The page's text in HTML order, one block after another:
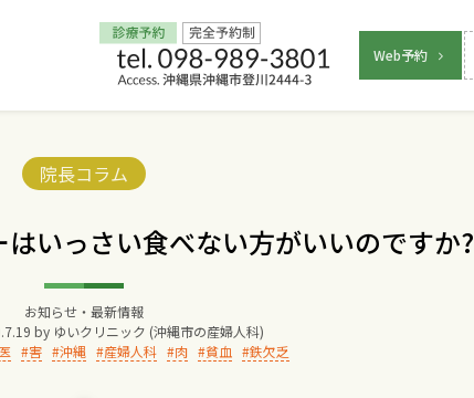
Web予約
Categories:
院長コラム
いっさい食べない方がいいのですか?
お知らせ・最新情報
by ゆいクリニック (沖縄市の産婦人科)
害 沖縄 産婦人科 肉 貧血 鉄欠乏
Home
院長からのごあいさつ
クリニックの経営理念